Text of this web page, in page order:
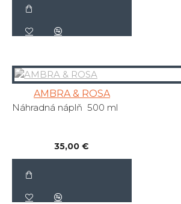
AMBRA & ROSA
Náhradná náplň 500 ml
35,00 €